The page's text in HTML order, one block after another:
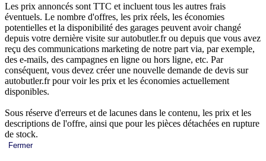
Les prix annoncés sont TTC et incluent tous les autres frais
éventuels. Le nombre d'offres, les prix réels, les économies
potentielles et la disponibilité des garages peuvent avoir changé
depuis votre dernière visite sur autobutler.fr ou depuis que vous avez
reçu des communications marketing de notre part via, par exemple,
des e-mails, des campagnes en ligne ou hors ligne, etc. Par
conséquent, vous devez créer une nouvelle demande de devis sur
autobutler.fr pour voir les prix et les économies actuellement
disponibles.
Sous réserve d'erreurs et de lacunes dans le contenu, les prix et les
descriptions de l'offre, ainsi que pour les pièces détachées en rupture
de stock.
Fermer